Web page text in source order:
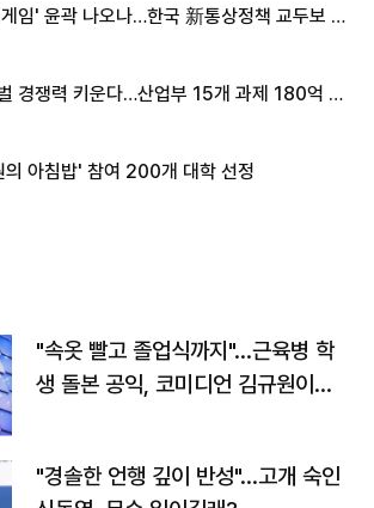
임' 윤곽 나오나…한국 新통상정책 교두보 활
경쟁력 키운다…산업부 15개 과제 180억 지
의 아침밥' 참여 200개 대학 선정
"속옷 빨고 졸업식까지"…근육병 학
생 돌본 공익, 코미디언 김규원이었
"경솔한 언행 깊이 반성"…고개 숙인